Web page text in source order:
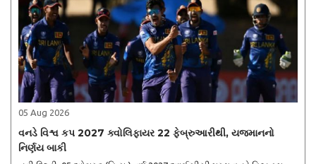
05 Aug 2026
વનડે વિશ્વ કપ 2027 ક્વોલિફાયર 22 ફેબ્રુઆરીથી, યજમાનનો
નિર્ણય બાકી